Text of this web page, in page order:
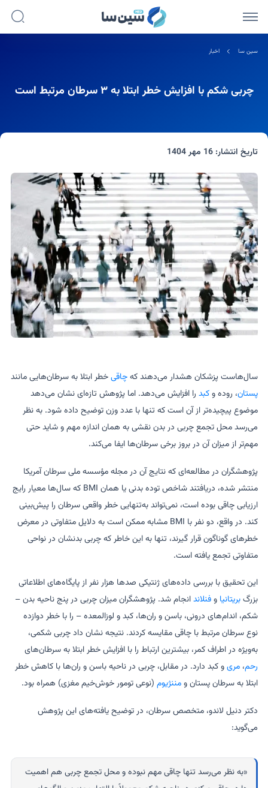
سین سا اخبار
چربی شکم با افزایش خطر ابتلا به ۳ سرطان مرتبط است
تاریخ انتشار:16 مهر 1404
سال‌هاست پزشکان هشدار می‌دهند کهچاقیخطر ابتلا به سرطان‌هایی مانند
پستان، روده وکبد را افزایش می‌دهد. اما پژوهش تازه‌ای نشان می‌دهد
موضوع پیچیده‌تر از آن است که تنها با عدد وزن توضیح داده شود. به نظر
می‌رسد محل تجمع چربی در بدن نقشی به همان اندازه مهم و شاید حتی
مهم‌تر از میزان آن در بروز برخی سرطان‌ها ایفا می‌کند.
پژوهشگران در مطالعه‌ای که نتایج آن در مجله مؤسسه ملی سرطان آمریکا
منتشر شده، دریافتند شاخص توده بدنی یا همان BMI که سال‌ها معیار رایج
ارزیابی چاقی بوده است، نمی‌تواند به‌تنهایی خطر واقعی سرطان را پیش‌بینی
کند. در واقع، دو نفر با BMI مشابه ممکن است به دلایل متفاوتی در معرض
خطرهای گوناگون قرار گیرند، تنها به این خاطر که چربی بدنشان در نواحی
متفاوتی تجمع یافته است.
این تحقیق با بررسی داده‌های ژنتیکی صدها هزار نفر از پایگاه‌های اطلاعاتی
بزرگبریتانیا وفنلاندانجام شد. پژوهشگران میزان چربی در پنج ناحیه بدن –
شکم، اندام‌های درونی، باسن و ران‌ها، کبد و لوزالمعده – را با خطر دوازده
نوع سرطان مرتبط با چاقی مقایسه کردند. نتیجه نشان داد چربی شکمی،
به‌ویژه در اطراف کمر، بیشترین ارتباط را با افزایش خطر ابتلا به سرطان‌های
رحم،مریو کبد دارد. در مقابل، چربی در ناحیه باسن و ران‌ها با کاهش خطر
ابتلا به سرطان پستان ومننژیوم (نوعی تومور خوش‌خیم مغزی) همراه بود.
دکتر دنیل لاندو، متخصص سرطان، در توضیح یافته‌های این پژوهش
می‌گوید:
«به نظر می‌رسد تنها چاقی مهم نبوده و محل تجمع چربی هم اهمیت